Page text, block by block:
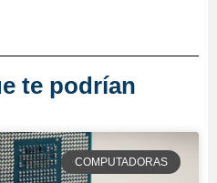
te podrían
COMPUTADORAS